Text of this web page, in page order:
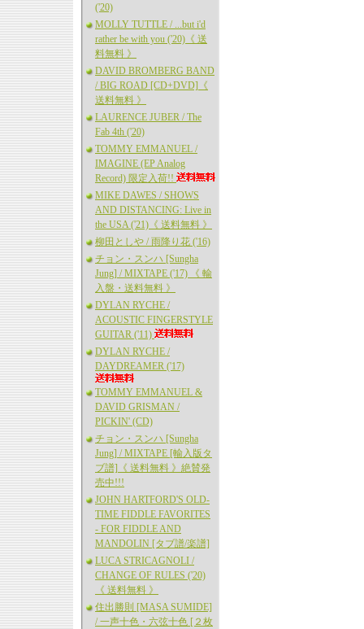
('20)
MOLLY TUTTLE / ...but i'd
rather be with you ('20)《 送
料無料 》
DAVID BROMBERG BAND
/ BIG ROAD [CD+DVD]《
送料無料 》
LAURENCE JUBER / The
Fab 4th ('20)
TOMMY EMMANUEL /
IMAGINE (EP Analog
Record) 限定入荷!!
MIKE DAWES / SHOWS
AND DISTANCING: Live in
the USA ('21)《 送料無料 》
柳田としや / 雨降り花 ('16)
チョン・スンハ [Sungha
Jung] / MIXTAPE ('17) 《 輸
入盤・送料無料 》
DYLAN RYCHE /
ACOUSTIC FINGERSTYLE
GUITAR ('11)
DYLAN RYCHE /
DAYDREAMER ('17)
TOMMY EMMANUEL &
DAVID GRISMAN /
PICKIN' (CD)
チョン・スンハ [Sungha
Jung] / MIXTAPE [輸入版タ
ブ譜]《 送料無料 》絶賛発
売中!!!
JOHN HARTFORD'S OLD-
TIME FIDDLE FAVORITES
- FOR FIDDLE AND
MANDOLIN [タブ譜/楽譜]
LUCA STRICAGNOLI /
CHANGE OF RULES ('20)
《 送料無料 》
住出勝則 [MASA SUMIDE]
/ 一声十色・六弦十色 [２枚